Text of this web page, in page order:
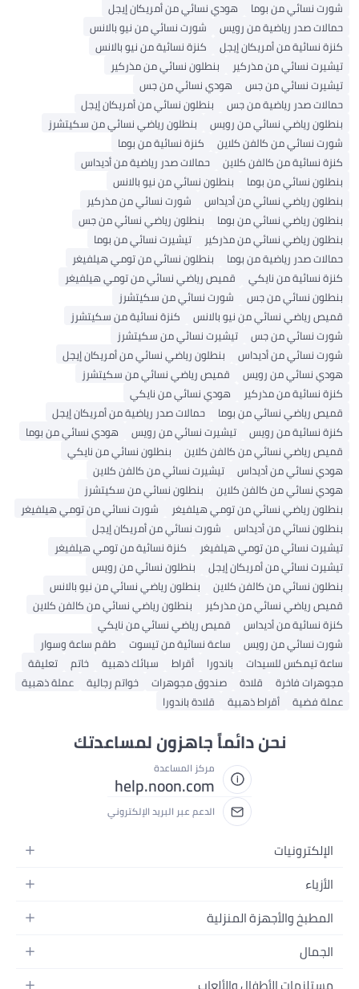
شورت نسائي من بوما
هودي نسائي من أمريكان إيجل
حمالات صدر رياضية من رويس
شورت نسائي من نيو بالانس
كنزة نسائية من أمريكان إيجل
كنزة نسائية من نيو بالانس
تيشيرت نسائي من مذركير
بنطلون نسائي من مذركير
تيشيرت نسائي من جس
هودي نسائي من جس
حمالات صدر رياضية من جس
بنطلون نسائي من أمريكان إيجل
بنطلون رياضي نسائي من رويس
بنطلون رياضي نسائي من سكيتشرز
شورت نسائي من كالفن كلاين
كنزة نسائية من بوما
كنزة نسائية من كالفن كلاين
حمالات صدر رياضية من أديداس
بنطلون نسائي من بوما
بنطلون نسائي من نيو بالانس
بنطلون رياضي نسائي من أديداس
شورت نسائي من مذركير
بنطلون رياضي نسائي من بوما
بنطلون رياضي نسائي من جس
بنطلون رياضي نسائي من مذركير
تيشيرت نسائي من بوما
حمالات صدر رياضية من بوما
بنطلون نسائي من تومي هيلفيغر
كنزة نسائية من نايكي
قميص رياضي نسائي من تومي هيلفيغر
بنطلون نسائي من جس
شورت نسائي من سكيتشرز
قميص رياضي نسائي من نيو بالانس
كنزة نسائية من سكيتشرز
شورت نسائي من جس
تيشيرت نسائي من سكيتشرز
شورت نسائي من أديداس
بنطلون رياضي نسائي من أمريكان إيجل
هودي نسائي من رويس
قميص رياضي نسائي من سكيتشرز
كنزة نسائية من مذركير
هودي نسائي من نايكي
قميص رياضي نسائي من بوما
حمالات صدر رياضية من أمريكان إيجل
كنزة نسائية من رويس
تيشيرت نسائي من رويس
هودي نسائي من بوما
قميص رياضي نسائي من كالفن كلاين
بنطلون نسائي من نايكي
هودي نسائي من أديداس
تيشيرت نسائي من كالفن كلاين
هودي نسائي من كالفن كلاين
بنطلون نسائي من سكيتشرز
بنطلون رياضي نسائي من تومي هيلفيغر
شورت نسائي من تومي هيلفيغر
بنطلون نسائي من أديداس
شورت نسائي من أمريكان إيجل
تيشيرت نسائي من تومي هيلفيغر
كنزة نسائية من تومي هيلفيغر
تيشيرت نسائي من أمريكان إيجل
بنطلون نسائي من رويس
بنطلون نسائي من كالفن كلاين
بنطلون رياضي نسائي من نيو بالانس
قميص رياضي نسائي من مذركير
بنطلون رياضي نسائي من كالفن كلاين
كنزة نسائية من أديداس
قميص رياضي نسائي من نايكي
شورت نسائي من رويس
ساعة نسائية من تيسوت
طقم ساعة وسوار
ساعة تيمكس للسيدات
باندورا أقراط سبائك ذهبية خاتم
تعليقة
مجوهرات فاخرة
قلادة صندوق مجوهرات خواتم رجالية
عملة ذهبية
عملة فضية
أقراط ذهبية قلادة باندورا
نحن دائماً جاهزون لمساعدتك
مركز المساعدة
help.noon.com
الدعم عبر البريد الإلكتروني
الإلكترونيات
الجوالات
اللابتوبات
الأجهزة المنزلية
الأزياء
أزياء نسائية
أزياء البنات
أزياء الأولاد
المطبخ والأجهزة المنزلية
الحمام
الجمال
العطور